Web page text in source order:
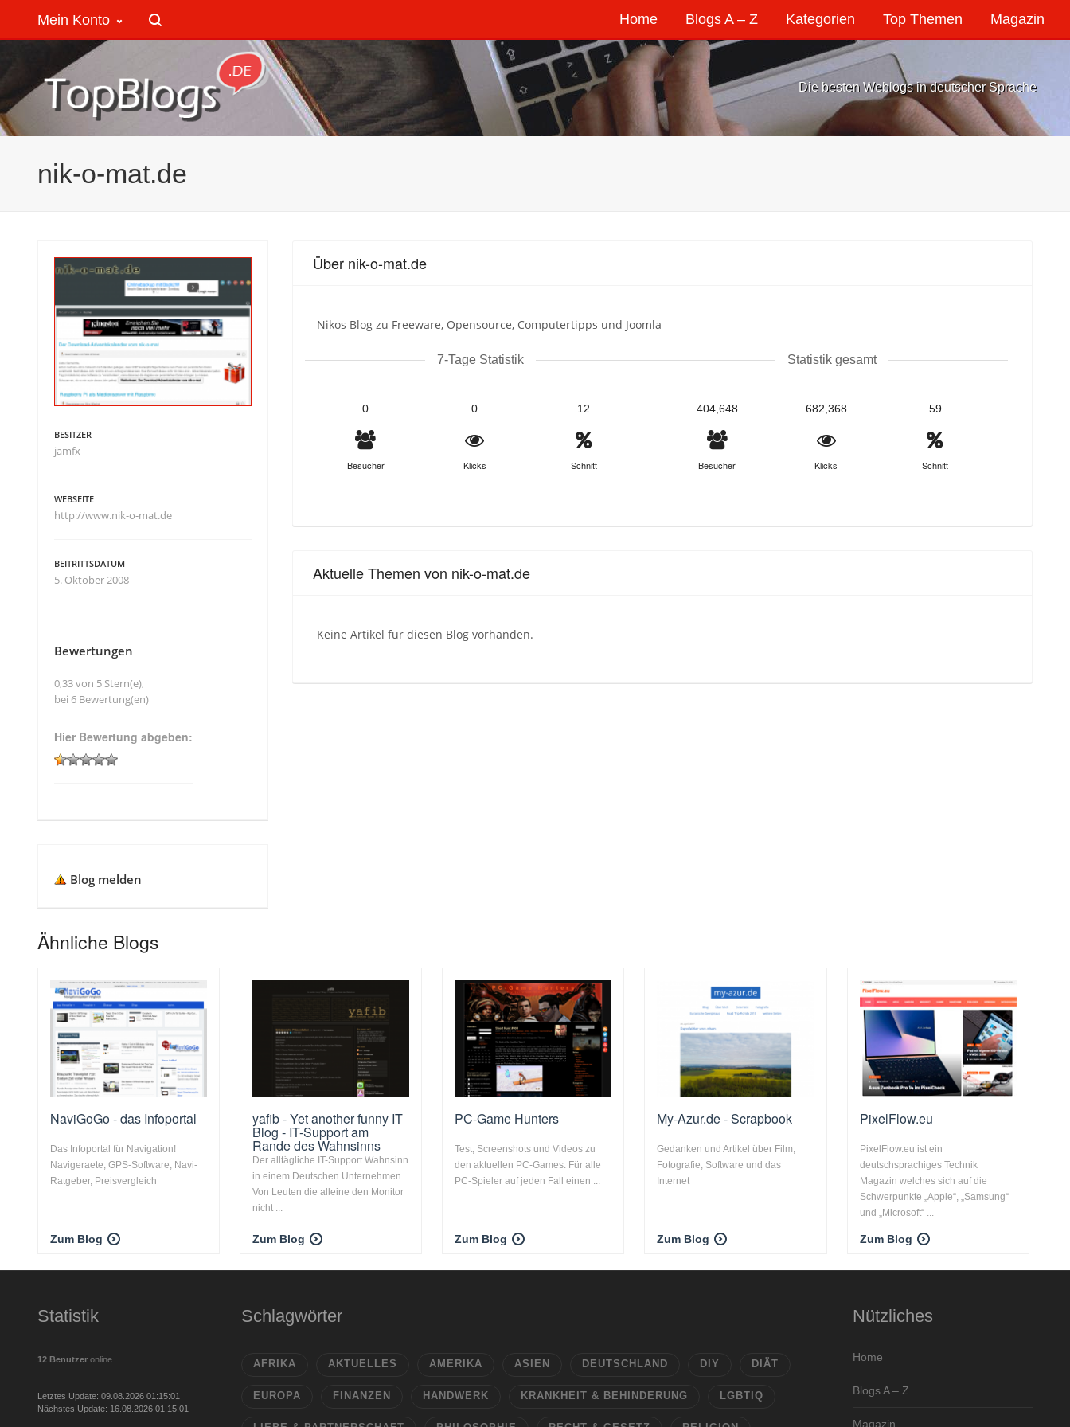
Home Blogs A – Z Kategorien Top Themen Magazin
Mein Konto
Die besten Weblogs in deutscher Sprache
nik-o-mat.de
Über nik-o-mat.de
Nikos Blog zu Freeware, Opensource, Computertipps und Joomla
7-Tage Statistik
0
Besucher
0
Klicks
12
Schnitt
Statistik gesamt
404,648
Besucher
682,368
Klicks
59
Schnitt
Aktuelle Themen von nik-o-mat.de
Keine Artikel für diesen Blog vorhanden.
BESITZER
jamfx
WEBSEITE
http://www.nik-o-mat.de
BEITRITTSDATUM
5. Oktober 2008
Bewertungen
0,33 von 5 Stern(e),
bei 6 Bewertung(en)
Hier Bewertung abgeben:
Blog melden
Ähnliche Blogs
NaviGoGo - das Infoportal
Das Infoportal für Navigation!
Navigeraete, GPS-Software, Navi-
Ratgeber, Preisvergleich
Zum Blog
yafib - Yet another funny IT
Blog - IT-Support am
Rande des Wahnsinns
Der alltägliche IT-Support Wahnsinn
in einem Deutschen Unternehmen.
Von Leuten die alleine den Monitor
nicht ...
Zum Blog
PC-Game Hunters
Test, Screenshots und Videos zu
den aktuellen PC-Games. Für alle
PC-Spieler auf jeden Fall einen ...
Zum Blog
My-Azur.de - Scrapbook
Gedanken und Artikel über Film,
Fotografie, Software und das
Internet
Zum Blog
PixelFlow.eu
PixelFlow.eu ist ein
deutschsprachiges Technik
Magazin welches sich auf die
Schwerpunkte „Apple“, „Samsung“
und „Microsoft“ ...
Zum Blog
Statistik
12 Benutzer online
Letztes Update: 09.08.2026 01:15:01
Nächstes Update: 16.08.2026 01:15:01
Schlagwörter
AFRIKA AKTUELLES AMERIKA ASIEN DEUTSCHLAND DIY DIÄT
EUROPA FINANZEN HANDWERK KRANKHEIT & BEHINDERUNG LGBTIQ
Nützliches
Home
Blogs A – Z
Magazin